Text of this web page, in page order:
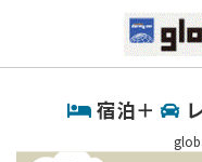
宿泊＋